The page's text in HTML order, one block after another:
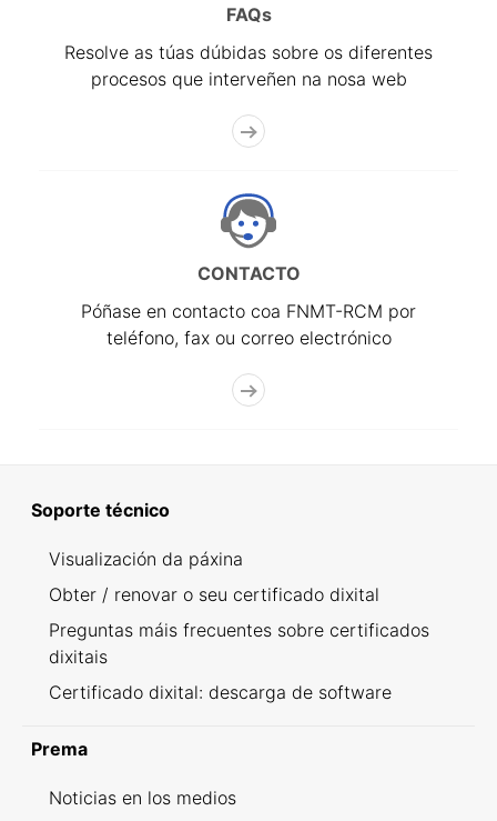
FAQs
Resolve as túas dúbidas sobre os diferentes
procesos que interveñen na nosa web
CONTACTO
Póñase en contacto coa FNMT-RCM por
teléfono, fax ou correo electrónico
Soporte técnico
Visualización da páxina
Obter / renovar o seu certificado dixital
Preguntas máis frecuentes sobre certificados
dixitais
Certificado dixital: descarga de software
Prema
Noticias en los medios